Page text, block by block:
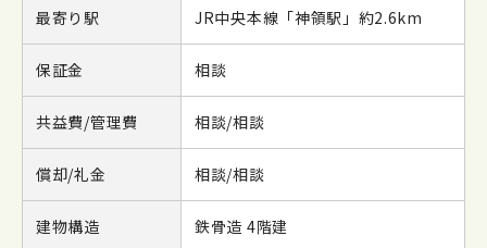
最寄り駅 JR中央本線「神領駅」約2.6km
保証金 相談
共益費/管理費 相談/相談
償却/礼金 相談/相談
建物構造 鉄骨造 4階建